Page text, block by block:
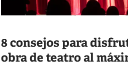
Teatro
Británico.
8 consejos para
obra de teatro al